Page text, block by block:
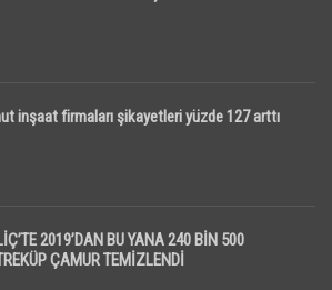
inşaat firmaları şikayetleri yüzde 127 arttı
2019’DAN BU YANA 240 BİN 500
ÇAMUR TEMİZLENDİ